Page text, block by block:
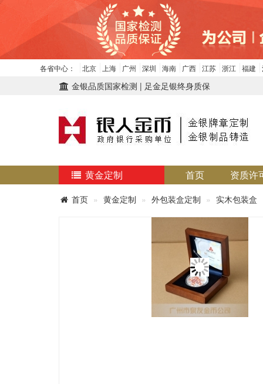
各省中心： 北京 上海 广州 深圳 海南 广西 江苏 浙江 福建
金银品质国家检测 | 足金足银终身质保
黄金定制 首页 资质许
首页 黄金定制 外包装盒定制 实木包装盒